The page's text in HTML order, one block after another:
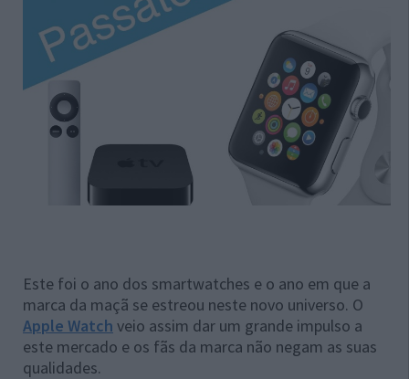
Este foi o ano dos smartwatches e o ano em que a
marca da maçã se estreou neste novo universo. O
Apple Watch veio assim dar um grande impulso a
este mercado e os fãs da marca não negam as suas
qualidades.